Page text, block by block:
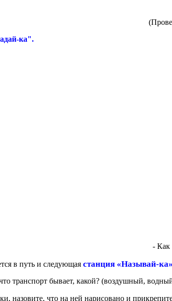
ка".
- Как
в путь и следующая станция «Называй-ка»
транспорт бывает, какой? (воздушный,
назовите, что на ней нарисовано и